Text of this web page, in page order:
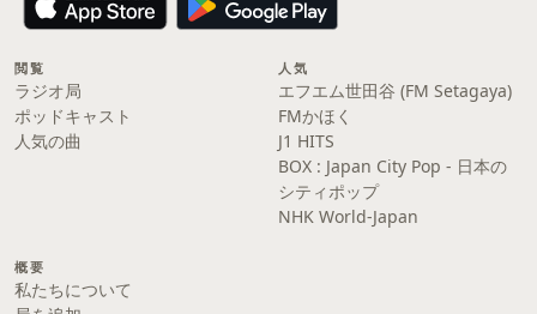
閲覧
ラジオ局
ポッドキャスト
人気の曲
人気
エフエム世田谷 (FM Setagaya)
FMかほく
J1 HITS
BOX : Japan City Pop - 日本の
シティポップ
NHK World-Japan
概要
私たちについて